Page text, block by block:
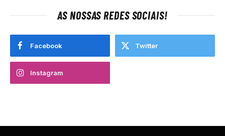
AS NOSSAS REDES SOCIAIS!
Facebook Twitter
Instagram